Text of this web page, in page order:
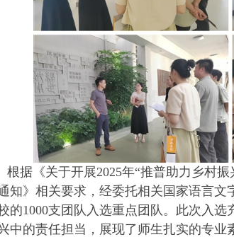
根据《关于开展2025年“推普助力乡村
知》相关要求，经委托相关国家语言
的1000支团队入选重点团队。此次入选
中的责任担当，展现了师生扎实的专